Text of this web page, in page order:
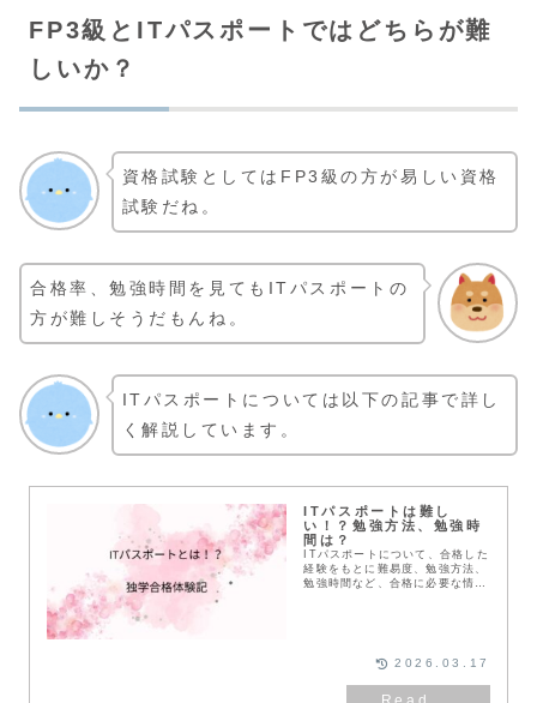
FP3級とITパスポートではどちらが難
しいか？
資格試験としてはFP3級の方が易しい資格
試験だね。
合格率、勉強時間を見てもITパスポートの
方が難しそうだもんね。
ITパスポートについては以下の記事で詳し
く解説しています。
ITパスポートは難し
い！？勉強方法、勉強時
間は？
ITパスポートについて、合格した
経験をもとに難易度、勉強方法、
勉強時間など、合格に必要な情報
2026.03.17